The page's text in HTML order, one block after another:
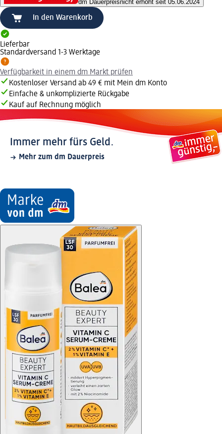
dm Dauerpreisnicht erhöht seit 05.06.2024
In den Warenkorb
Lieferbar
Standardversand 1-3 Werktage
Verfügbarkeit in einem dm Markt prüfen
Kostenloser Versand ab 49 € mit Mein dm Konto
Einfache & unkomplizierte Rückgabe
Kauf auf Rechnung möglich
Immer mehr fürs Geld.
Mehr zum dm Dauerpreis